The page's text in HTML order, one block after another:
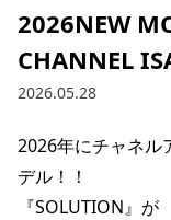
2026NEW
CHANNEL
2026.05.28
2026年にチャネル
デル！！
『SOLUTION』が